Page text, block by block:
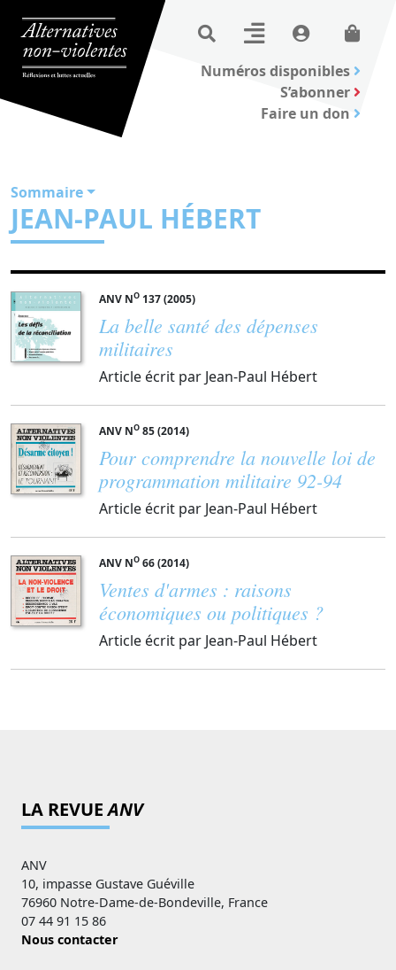
Numéros disponibles
S’abonner
Faire un don
Sommaire
JEAN-PAUL HÉBERT
ANV NO 137 (2005)
La belle santé des dépenses
militaires
Article écrit par Jean-Paul Hébert
ANV NO 85 (2014)
Pour comprendre la nouvelle loi de
programmation militaire 92-94
Article écrit par Jean-Paul Hébert
ANV NO 66 (2014)
Ventes d'armes : raisons
économiques ou politiques ?
Article écrit par Jean-Paul Hébert
LA REVUEANV
ANV
10, impasse Gustave Guéville
76960 Notre-Dame-de-Bondeville, France
07 44 91 15 86
Nous contacter